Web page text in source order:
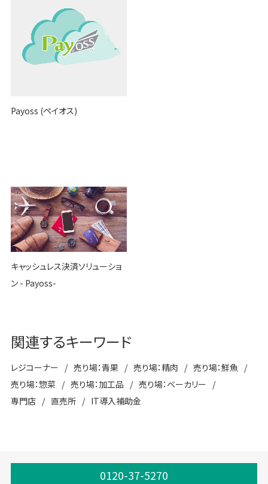
Payoss (ペイオス)
キャッシュレス決済ソリューショ
ン - Payoss-
関連するキーワード
レジコーナー 売り場：青果 売り場：精肉
売り場：鮮魚
売り場：惣菜
売り場：加工品
売り場：ベーカリー
専門店
直売所 IT導入補助金
0120-37-5270